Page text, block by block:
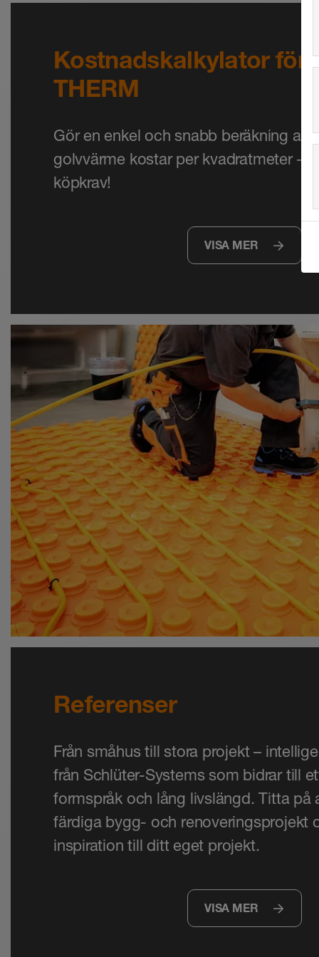
Kostnadskalkylator för
THERM
Gör en enkel och snabb beräkning av
golvvärme kostar per kvadratmeter –
köpkrav!
VISA MER
Referenser
Från småhus till stora projekt –
från Schlüter-Systems som bidrar till
formspråk och lång livslängd. Titta på
färdiga bygg- och renoveringsprojekt
inspiration till ditt eget projekt.
VISA MER